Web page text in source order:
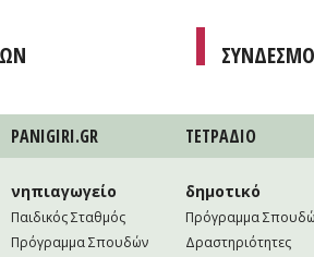
PANIGIRI.GR ΤΕΤΡAΔΙΟ
νηπιαγωγείο
Παιδικός Σταθμός
Πρόγραμμα Σπουδών
δημοτικό
Πρόγραμμα
Δραστηριότητες